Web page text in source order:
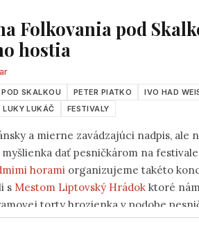
Folkovania pod
hostia
SKALKOU PETER PIATKO IVO HAD
LUKY LUKÁČ FESTIVALY
a mierne zavádzajúci nadpis, ale
dať pesničkárom na festivale
horami organizujeme takéto
s Mestom Liptovský Hrádok ktoré
torty hrozienka v podobe
Weiss),Peter Piatko a Roman